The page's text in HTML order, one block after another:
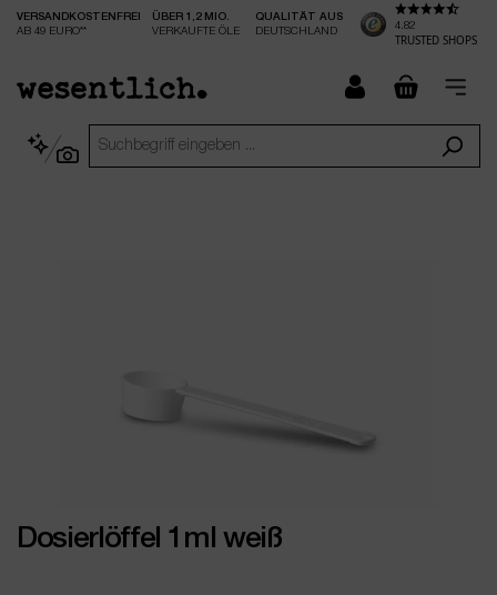
springen
VERSANDKOSTENFREI
AB 49 EURO**
ÜBER 1,2 MIO.
VERKAUFTE ÖLE
QUALITÄT AUS
DEUTSCHLAND
4.82
TRUSTED SHOPS
Dosierlöffel 1ml weiß